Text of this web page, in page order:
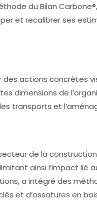
du Bilan
et recalibrer ses
des actions concrètes
dimensions de
transports et
de la
ainsi l’impact lié
a intégré des
et d’ossatures en